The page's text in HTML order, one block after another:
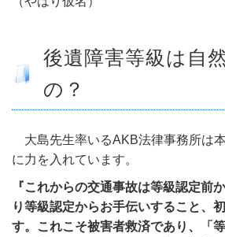
後遺障害等級は自
の？
大島先生率いるAKB法律事務所は
に力を入れています。
『これからの交通事故は等級認定前
り等級認定からお手伝いすること、
す。これこそ被害者救済であり、「